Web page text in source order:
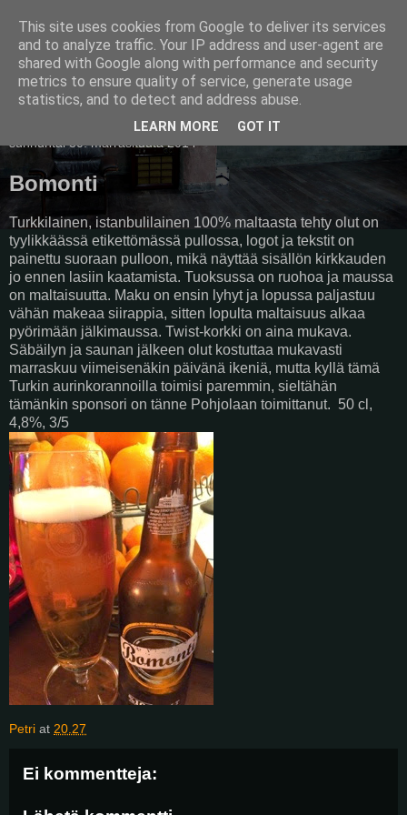
Pullollinen
sunnuntai 30. marraskuuta 2014
Bomonti
Turkkilainen, istanbulilainen 100% maltaasta tehty olut on
tyylikkäässä etikettömässä pullossa, logot ja tekstit on
painettu suoraan pulloon, mikä näyttää sisällön kirkkauden
jo ennen lasiin kaatamista. Tuoksussa on ruohoa ja maussa
on maltaisuutta. Maku on ensin lyhyt ja lopussa paljastuu
vähän makeaa siirappia, sitten lopulta maltaisuus alkaa
pyörimään jälkimaussa. Twist-korkki on aina mukava.
Säbäilyn ja saunan jälkeen olut kostuttaa mukavasti
marraskuu viimeisenäkin päivänä ikeniä, mutta kyllä tämä
Turkin aurinkorannoilla toimisi paremmin, sieltähän
tämänkin sponsori on tänne Pohjolaan toimittanut. 50 cl,
4,8%, 3/5
Petri at 20.27
Ei kommentteja:
This site uses cookies from Google to deliver its services
and to analyze traffic. Your IP address and user-agent are
shared with Google along with performance and security
metrics to ensure quality of service, generate usage
statistics, and to detect and address abuse.
LEARN MORE GOT IT